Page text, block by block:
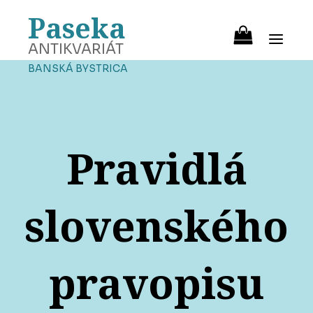
Paseka
ANTIKVARIÁT
BANSKÁ BYSTRICA
Pravidlá
slovenského
pravopisu